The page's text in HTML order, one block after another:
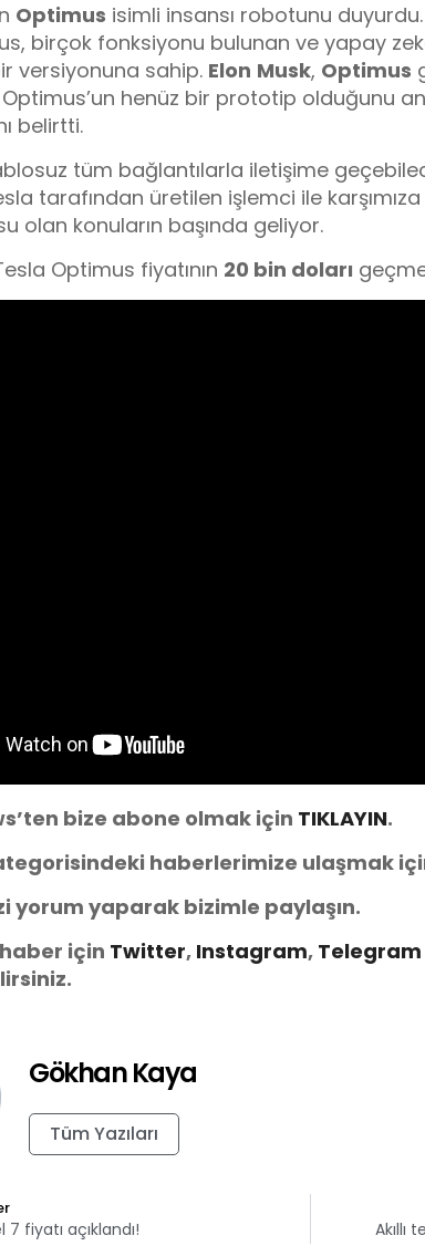
Optimus isimli insansı robotunu duyurdu.
birçok fonksiyonu bulunan ve yapay
versiyonuna sahip. Elon Musk, Optimus
henüz bir prototip olduğunu
belirtti.
tüm bağlantılarla iletişime
tarafından üretilen işlemci ile
olan konuların başında geliyor.
Optimus fiyatının 20 bin doları
bize abone olmak için TIKLAYIN.
haberlerimize ulaşmak
yorum yaparak bizimle paylaşın.
için Twitter, Instagram, Telegram
Gökhan Kaya
Tüm Yazıları
7 fiyatı açıklandı! Akıllı